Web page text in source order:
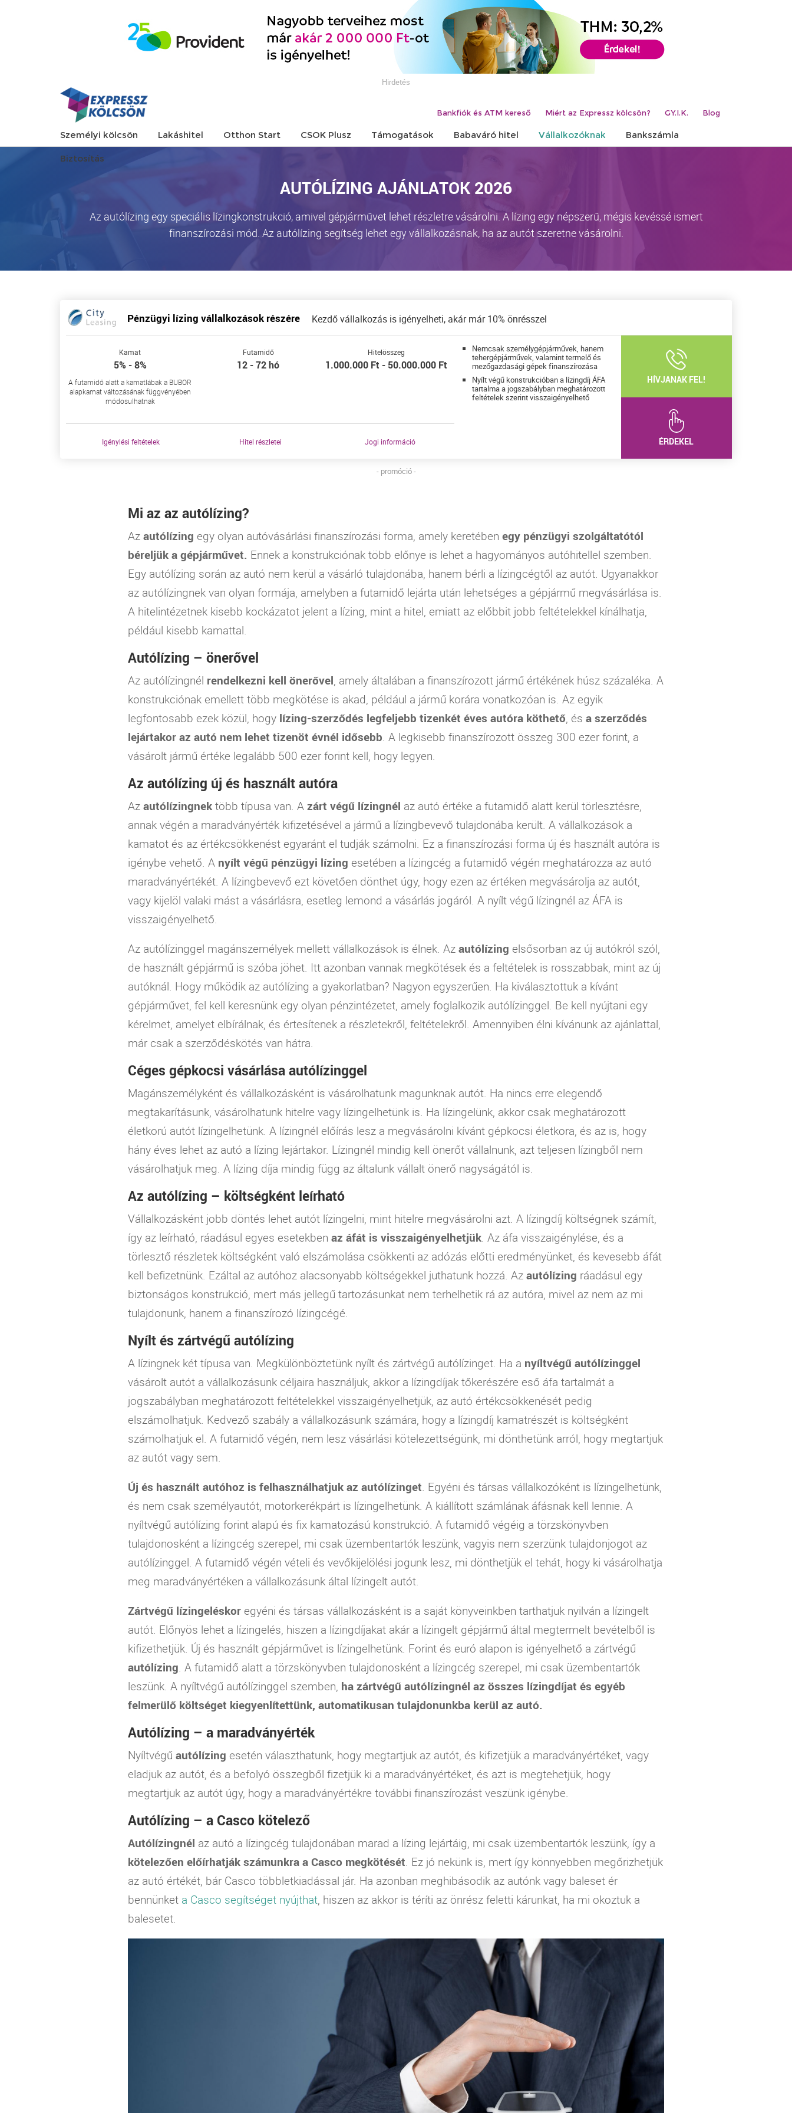
Hirdetés
Bankfiók és ATM kereső Miért az Expressz kölcsön? GY.I.K. Blog
Személyi kölcsön Lakáshitel Otthon Start CSOK Plusz Támogatások Babaváró hitel Vállalkozóknak Bankszámla
Biztosítás
AUTÓLÍZING AJÁNLATOK 2026
Az autólízing egy speciális lízingkonstrukció, amivel gépjárművet lehet részletre vásárolni. A lízing egy népszerű, mégis kevéssé ismert
finanszírozási mód. Az autólízing segítség lehet egy vállalkozásnak, ha az autót szeretne vásárolni.
Pénzügyi lízing vállalkozások részére Kezdő vállalkozás is igényelheti, akár már 10% önrésszel
Kamat
5% - 8%
A futamidő alatt a kamatlábak a BUBOR
alapkamat változásának függvényében
módosulhatnak
Futamidő
12 - 72 hó
Hitelösszeg
1.000.000 Ft - 50.000.000 Ft
Igénylési feltételek Hitel részletei Jogi információ
Nemcsak személygépjárművek, hanem
tehergépjárművek, valamint termelő és
mezőgazdasági gépek finanszírozása
Nyílt végű konstrukcióban a lízingdíj ÁFA
tartalma a jogszabályban meghatározott
feltételek szerint visszaigényelhető
HÍVJANAK FEL!
ÉRDEKEL
- promóció -
Mi az az autólízing?
Azautólízing egy olyan autóvásárlási finanszírozási forma, amely keretében egy pénzügyi szolgáltatótól
béreljük a gépjárművet. Ennek a konstrukciónak több előnye is lehet a hagyományos autóhitellel szemben.
Egy autólízing során az autó nem kerül a vásárló tulajdonába, hanem bérli a lízingcégtől az autót. Ugyanakkor
az autólízingnek van olyan formája, amelyben a futamidő lejárta után lehetséges a gépjármű megvásárlása is.
A hitelintézetnek kisebb kockázatot jelent a lízing, mint a hitel, emiatt az előbbit jobb feltételekkel kínálhatja,
például kisebb kamattal.
Autólízing – önerővel
Az autólízingnél rendelkezni kell önerővel, amely általában a finanszírozott jármű értékének húsz százaléka. A
konstrukciónak emellett több megkötése is akad, például a jármű korára vonatkozóan is. Az egyik
legfontosabb ezek közül, hogy lízing-szerződés legfeljebb tizenkét éves autóra köthető, és a szerződés
lejártakor az autó nem lehet tizenöt évnél idősebb. A legkisebb finanszírozott összeg 300 ezer forint, a
vásárolt jármű értéke legalább 500 ezer forint kell, hogy legyen.
Az autólízing új és használt autóra
Azautólízingnektöbb típusa van. Azárt végű lízingnél az autó értéke a futamidő alatt kerül törlesztésre,
annak végén a maradványérték kifizetésével a jármű a lízingbevevő tulajdonába került. A vállalkozások a
kamatot és az értékcsökkenést egyaránt el tudják számolni. Ez a finanszírozási forma új és használt autóra is
igénybe vehető. A nyílt végű pénzügyi lízing esetében a lízingcég a futamidő végén meghatározza az autó
maradványértékét. A lízingbevevő ezt követően dönthet úgy, hogy ezen az értéken megvásárolja az autót,
vagy kijelöl valaki mást a vásárlásra, esetleg lemond a vásárlás jogáról. A nyílt végű lízingnél az ÁFA is
visszaigényelhető.
Az autólízinggel magánszemélyek mellett vállalkozások is élnek. Azautólízing elsősorban az új autókról szól,
de használt gépjármű is szóba jöhet. Itt azonban vannak megkötések és a feltételek is rosszabbak, mint az új
autóknál. Hogy működik az autólízing a gyakorlatban? Nagyon egyszerűen. Ha kiválasztottuk a kívánt
gépjárművet, fel kell keresnünk egy olyan pénzintézetet, amely foglalkozik autólízinggel. Be kell nyújtani egy
kérelmet, amelyet elbírálnak, és értesítenek a részletekről, feltételekről. Amennyiben élni kívánunk az ajánlattal,
már csak a szerződéskötés van hátra.
Céges gépkocsi vásárlása autólízinggel
Magánszemélyként és vállalkozásként is vásárolhatunk magunknak autót. Ha nincs erre elegendő
megtakarításunk, vásárolhatunk hitelre vagy lízingelhetünk is. Ha lízingelünk, akkor csak meghatározott
életkorú autót lízingelhetünk. A lízingnél előírás lesz a megvásárolni kívánt gépkocsi életkora, és az is, hogy
hány éves lehet az autó a lízing lejártakor. Lízingnél mindig kell önerőt vállalnunk, azt teljesen lízingből nem
vásárolhatjuk meg. A lízing díja mindig függ az általunk vállalt önerő nagyságától is.
Az autólízing – költségként leírható
Vállalkozásként jobb döntés lehet autót lízingelni, mint hitelre megvásárolni azt. A lízingdíj költségnek számít,
így az leírható, ráadásul egyes esetekben az áfát is visszaigényelhetjük. Az áfa visszaigénylése, és a
törlesztő részletek költségként való elszámolása csökkenti az adózás előtti eredményünket, és kevesebb áfát
kell befizetnünk. Ezáltal az autóhoz alacsonyabb költségekkel juthatunk hozzá. Azautólízing ráadásul egy
biztonságos konstrukció, mert más jellegű tartozásunkat nem terhelhetik rá az autóra, mivel az nem az mi
tulajdonunk, hanem a finanszírozó lízingcégé.
Nyílt és zártvégű autólízing
A lízingnek két típusa van. Megkülönböztetünk nyílt és zártvégű autólízinget. Ha a nyíltvégű autólízinggel
vásárolt autót a vállalkozásunk céljaira használjuk, akkor a lízingdíjak tőkerészére eső áfa tartalmát a
jogszabályban meghatározott feltételekkel visszaigényelhetjük, az autó értékcsökkenését pedig
elszámolhatjuk. Kedvező szabály a vállalkozásunk számára, hogy a lízingdíj kamatrészét is költségként
számolhatjuk el. A futamidő végén, nem lesz vásárlási kötelezettségünk, mi dönthetünk arról, hogy megtartjuk
az autót vagy sem.
Új és használt autóhoz is felhasználhatjuk az autólízinget. Egyéni és társas vállalkozóként is lízingelhetünk,
és nem csak személyautót, motorkerékpárt is lízingelhetünk. A kiállított számlának áfásnak kell lennie. A
nyíltvégű autólízing forint alapú és fix kamatozású konstrukció. A futamidő végéig a törzskönyvben
tulajdonosként a lízingcég szerepel, mi csak üzembentartók leszünk, vagyis nem szerzünk tulajdonjogot az
autólízinggel. A futamidő végén vételi és vevőkijelölési jogunk lesz, mi dönthetjük el tehát, hogy ki vásárolhatja
meg maradványértéken a vállalkozásunk által lízingelt autót.
Zártvégű lízingeléskor egyéni és társas vállalkozásként is a saját könyveinkben tarthatjuk nyilván a lízingelt
autót. Előnyös lehet a lízingelés, hiszen a lízingdíjakat akár a lízingelt gépjármű által megtermelt bevételből is
kifizethetjük. Új és használt gépjárművet is lízingelhetünk. Forint és euró alapon is igényelhető a zártvégű
autólízing. A futamidő alatt a törzskönyvben tulajdonosként a lízingcég szerepel, mi csak üzembentartók
leszünk. A nyíltvégű autólízinggel szemben, ha zártvégű autólízingnél az összes lízingdíjat és egyéb
felmerülő költséget kiegyenlítettünk, automatikusan tulajdonunkba kerül az autó.
Autólízing – a maradványérték
Nyíltvégű autólízing esetén választhatunk, hogy megtartjuk az autót, és kifizetjük a maradványértéket, vagy
eladjuk az autót, és a befolyó összegből fizetjük ki a maradványértéket, és azt is megtehetjük, hogy
megtartjuk az autót úgy, hogy a maradványértékre további finanszírozást veszünk igénybe.
Autólízing – a Casco kötelező
Autólízingnél az autó a lízingcég tulajdonában marad a lízing lejártáig, mi csak üzembentartók leszünk, így a
kötelezően előírhatják számunkra a Casco megkötését. Ez jó nekünk is, mert így könnyebben megőrizhetjük
az autó értékét, bár Casco többletkiadással jár. Ha azonban meghibásodik az autónk vagy baleset ér
bennünket a Casco segítséget nyújthat, hiszen az akkor is téríti az önrész feletti kárunkat, ha mi okoztuk a
balesetet.